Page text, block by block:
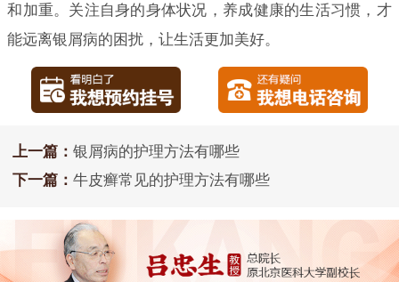
和加重。关注自身的身体状况，养成健康的生活习惯，才
能远离银屑病的困扰，让生活更加美好。
上一篇： 银屑病的护理方法有哪些
下一篇： 牛皮癣常见的护理方法有哪些